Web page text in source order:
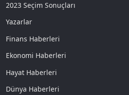
2023 Seçim Sonuçları
Yazarlar
Finans Haberleri
Ekonomi Haberleri
Hayat Haberleri
Dünya Haberleri